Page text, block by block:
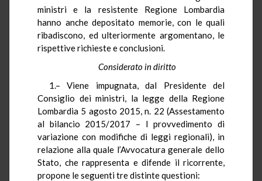
ministri e la resistente Regione Lombardia
hanno anche depositato memorie, con le quali
ribadiscono, ed ulteriormente argomentano, le
rispettive richieste e conclusioni.
Considerato in diritto
1.– Viene impugnata, dal Presidente del
Consiglio dei ministri, la legge della Regione
Lombardia 5 agosto 2015, n. 22 (Assestamento
al bilancio 2015/2017 – I provvedimento di
variazione con modifiche di leggi regionali), in
relazione alla quale l’Avvocatura generale dello
Stato, che rappresenta e difende il ricorrente,
propone le seguenti tre distinte questioni: